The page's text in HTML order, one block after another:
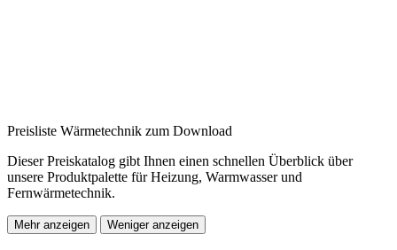
Preisliste Wärmetechnik zum Download
Dieser Preiskatalog gibt Ihnen einen schnellen Überblick über
unsere Produktpalette für Heizung, Warmwasser und
Fernwärmetechnik.
Mehr anzeigen Weniger anzeigen